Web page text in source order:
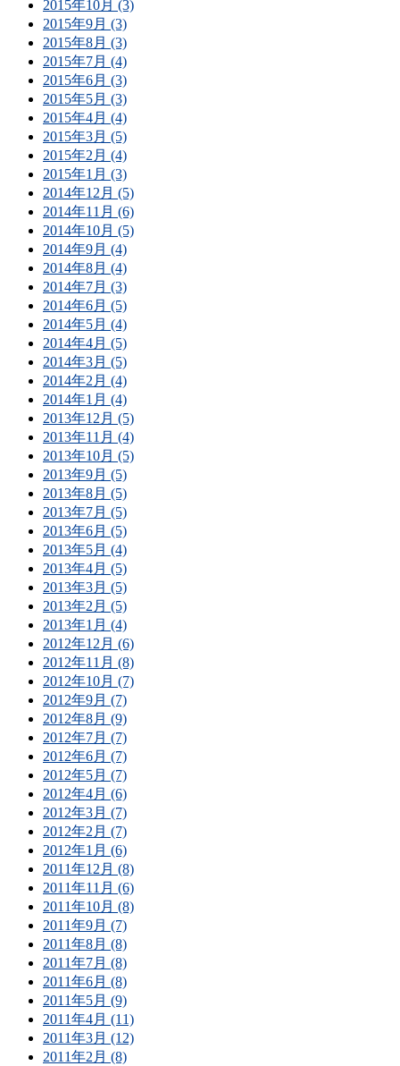
2015年10月 (3)
2015年9月 (3)
2015年8月 (3)
2015年7月 (4)
2015年6月 (3)
2015年5月 (3)
2015年4月 (4)
2015年3月 (5)
2015年2月 (4)
2015年1月 (3)
2014年12月 (5)
2014年11月 (6)
2014年10月 (5)
2014年9月 (4)
2014年8月 (4)
2014年7月 (3)
2014年6月 (5)
2014年5月 (4)
2014年4月 (5)
2014年3月 (5)
2014年2月 (4)
2014年1月 (4)
2013年12月 (5)
2013年11月 (4)
2013年10月 (5)
2013年9月 (5)
2013年8月 (5)
2013年7月 (5)
2013年6月 (5)
2013年5月 (4)
2013年4月 (5)
2013年3月 (5)
2013年2月 (5)
2013年1月 (4)
2012年12月 (6)
2012年11月 (8)
2012年10月 (7)
2012年9月 (7)
2012年8月 (9)
2012年7月 (7)
2012年6月 (7)
2012年5月 (7)
2012年4月 (6)
2012年3月 (7)
2012年2月 (7)
2012年1月 (6)
2011年12月 (8)
2011年11月 (6)
2011年10月 (8)
2011年9月 (7)
2011年8月 (8)
2011年7月 (8)
2011年6月 (8)
2011年5月 (9)
2011年4月 (11)
2011年3月 (12)
2011年2月 (8)